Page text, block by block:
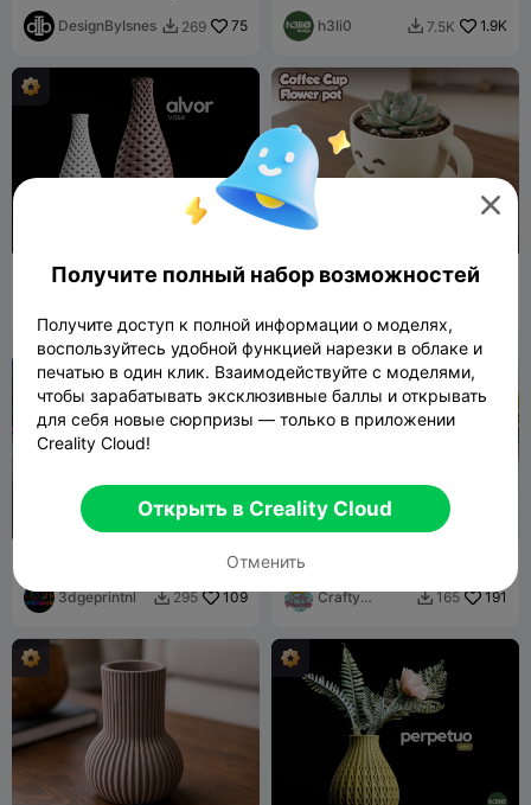
DesignByIsnes  269 75 h3li0  7.5K 1.9K
alvor • ваза
Кофейная чашка-кашпо -
Многоцветный
виде хайлендской коровы
3dgeprintnl 295 109
Цветы и ваза в форме
Crafty
165 191

Получите полный набор возможностей
Получите доступ к полной информации о моделях,
воспользуйтесь удобной функцией нарезки в облаке и
печатью в один клик. Взаимодействуйте с моделями,
чтобы зарабатывать эксклюзивные баллы и открывать
для себя новые сюрпризы — только в приложении
Creality Cloud!
Открыть в Creality Cloud
Отменить